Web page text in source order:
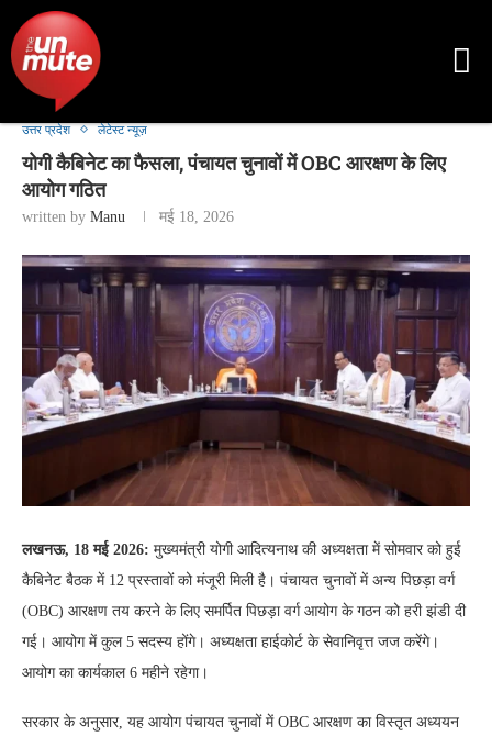
उत्तर प्रदेश लेटेस्ट न्यूज़
योगी कैबिनेट का फैसला, पंचायत चुनावों में OBC आरक्षण के लिए
आयोग गठित
written by Manu मई 18, 2026
लखनऊ, 18 मई 2026: मुख्यमंत्री योगी आदित्यनाथ की अध्यक्षता में सोमवार को हुई
कैबिनेट बैठक में 12 प्रस्तावों को मंजूरी मिली है। पंचायत चुनावों में अन्य पिछड़ा वर्ग
(OBC) आरक्षण तय करने के लिए समर्पित पिछड़ा वर्ग आयोग के गठन को हरी झंडी दी
गई। आयोग में कुल 5 सदस्य होंगे। अध्यक्षता हाईकोर्ट के सेवानिवृत्त जज करेंगे।
आयोग का कार्यकाल 6 महीने रहेगा।
सरकार के अनुसार, यह आयोग पंचायत चुनावों में OBC आरक्षण का विस्तृत अध्ययन